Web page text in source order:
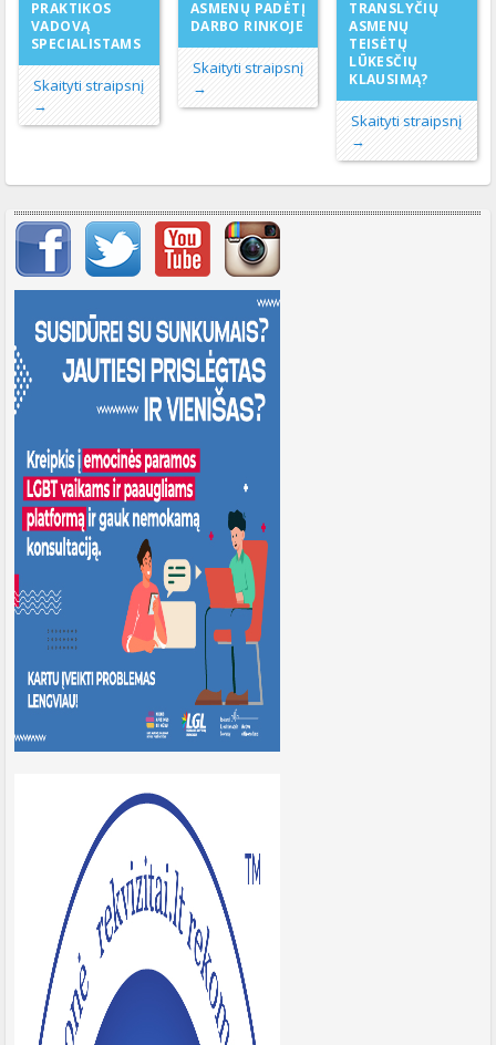
PRAKTIKOS
VADOVĄ
SPECIALISTAMS
Skaityti straipsnį
→
ASMENŲ PADĖTĮ
DARBO RINKOJE
Skaityti straipsnį
→
TRANSLYČIŲ
ASMENŲ
TEISĖTŲ
LŪKESČIŲ
KLAUSIMĄ?
Skaityti straipsnį
→
Svarbių įrašų meniu